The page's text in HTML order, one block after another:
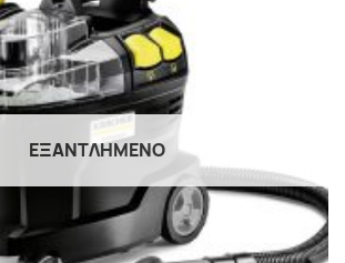
ΕΞΑΝΤΛΗΜΕΝΟ